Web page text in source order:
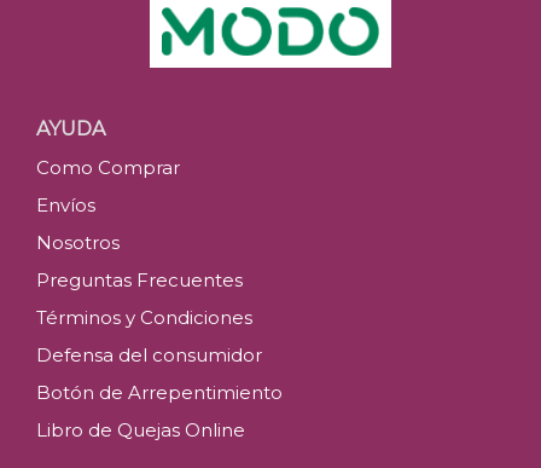
AYUDA
Como Comprar
Envíos
Nosotros
Preguntas Frecuentes
Términos y Condiciones
Defensa del consumidor
Botón de Arrepentimiento
Libro de Quejas Online